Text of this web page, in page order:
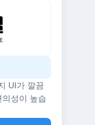
UI가 깔끔
성이 높습